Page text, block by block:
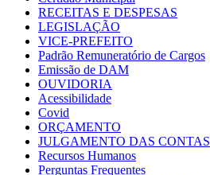
RECEITAS E DESPESAS
LEGISLAÇÃO
VICE-PREFEITO
Padrão Remuneratório de Cargos
Emissão de DAM
OUVIDORIA
Acessibilidade
Covid
ORÇAMENTO
JULGAMENTO DAS CONTAS
Recursos Humanos
Perguntas Frequentes